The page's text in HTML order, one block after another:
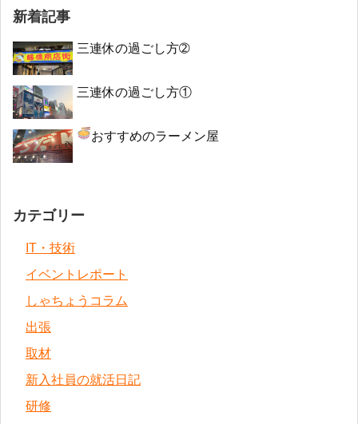
新着記事
三連休の過ごし方➁
三連休の過ごし方①
おすすめのラーメン屋
カテゴリー
IT・技術
イベントレポート
しゃちょうコラム
出張
取材
新入社員の就活日記
研修